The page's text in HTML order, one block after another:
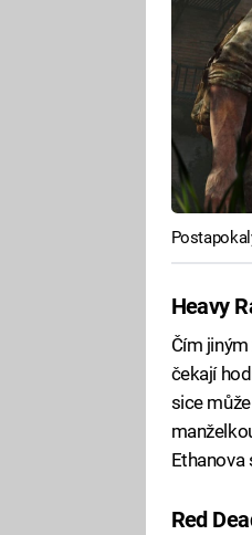
Heavy
Čím
čekají
sice
Ethanova
Red